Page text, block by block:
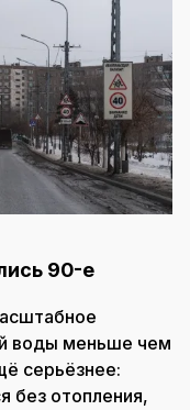
90-е
воды меньше чем
серьёзнее:
без отопления,